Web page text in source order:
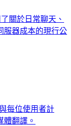
關於日常聊天、
服器成本的現行公
每位使用者計
翻譯。